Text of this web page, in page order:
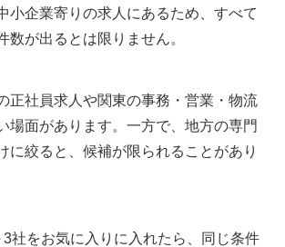
小企業寄りの求人にあるため、すべて
数が出るとは限りません。
正社員求人や関東の事務・営業・物流
場面があります。一方で、地方の専門
に絞ると、候補が限られることがあり
社をお気に入りに入れたら、同じ条件